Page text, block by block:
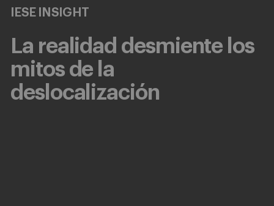
IESE INSIGHT
La realidad desmiente los
mitos de la
deslocalización